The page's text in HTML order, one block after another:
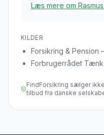
Læs mere om
KILDER
Forsikring &
Forbrugerrådet
FindForsikring sælger
tilbud fra danske